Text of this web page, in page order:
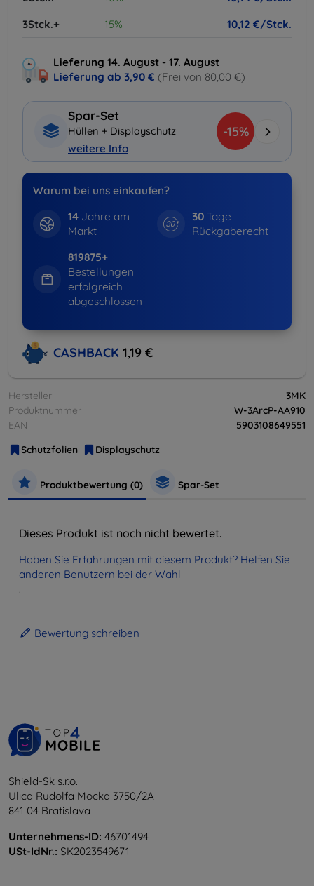
3Stck.+
15% 10,12 €/Stck.
Lieferung 14. August - 17. August
Lieferung ab 3,90 € (Frei von 80,00 €)
Spar-Set
Hüllen + Displayschutz
weitere Info
-15%
Warum bei uns einkaufen?
14Jahre am
Markt
30 Tage
Rückgaberecht
819875+
Bestellungen
erfolgreich
abgeschlossen
CASHBACK 1,19 €
Hersteller
3MK
Produktnummer
W-3ArcP-AA910
EAN
5903108649551
Schutzfolien
Displayschutz
Produktbewertung (0) Spar-Set
Dieses Produkt ist noch nicht bewertet.
Haben Sie Erfahrungen mit diesem Produkt? Helfen Sie
anderen Benutzern bei der Wahl
.
Bewertung schreiben
Shield-Sk s.r.o.
Ulica Rudolfa Mocka 3750/2A
841 04 Bratislava
Unternehmens-ID: 46701494
USt-IdNr.: SK2023549671